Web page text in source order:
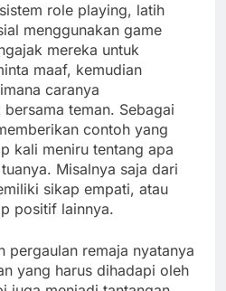
role playing, latih
menggunakan game
mereka untuk
maaf, kemudian
caranya
teman. Sebagai
contoh yang
kali meniru tentang apa
Misalnya saja dari
sikap empati, atau
positif lainnya.
pergaulan remaja nyatanya
yang harus dihadapi oleh